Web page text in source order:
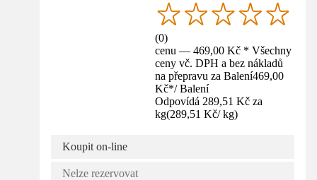
(0)
cenu — 469,00 Kč * Všechny
ceny vč. DPH a bez nákladů
na přepravu za Balení469,00
Kč*/ Balení
Odpovídá 289,51 Kč za
kg(289,51 Kč/ kg)
Koupit on-line
Nelze rezervovat